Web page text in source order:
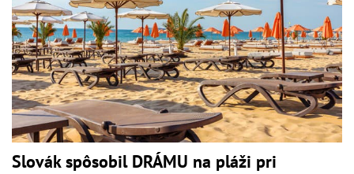
Slovák spôsobil DRÁMU na pláži pri